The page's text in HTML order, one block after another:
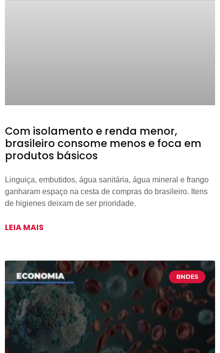
Com isolamento e renda menor,
brasileiro consome menos e foca em
produtos básicos
Linguiça, embutidos, água sanitária, água mineral e frango
ganharam espaço na cesta de compras do brasileiro. Itens
de higienes deixam de ser prioridade.
LEIA MAIS
BNDES